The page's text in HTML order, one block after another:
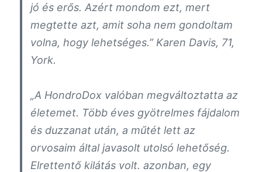
jó és erős. Azért mondom ezt, mert
megtette azt, amit soha nem gondoltam
volna, hogy lehetséges.” Karen Davis, 71,
York.
„A HondroDox valóban megváltoztatta az
életemet. Több éves gyötrelmes fájdalom
és duzzanat után, a műtét lett az
orvosaim által javasolt utolsó lehetőség.
Elrettentő kilátás volt. azonban, egy